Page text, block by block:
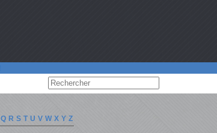
Q R S T U V W X Y Z